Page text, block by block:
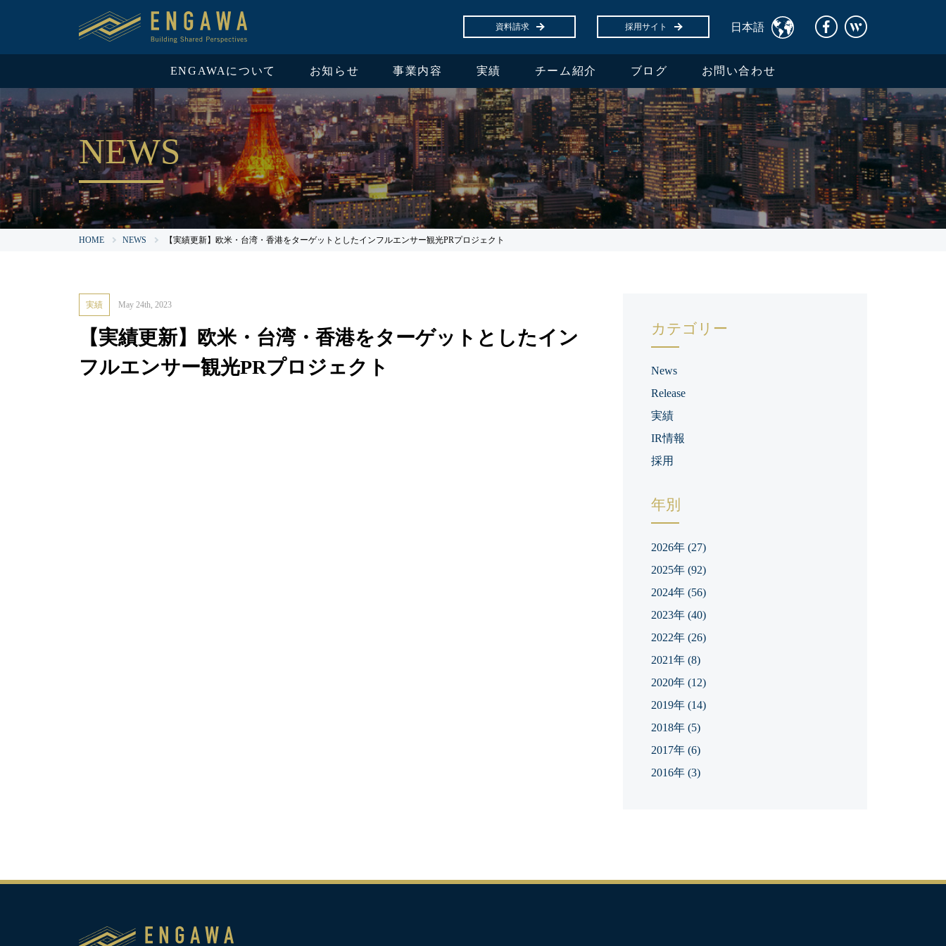
日本語
採用サイト
資料請求
ENGAWAについて お知らせ 事業内容 実績 チーム紹介 ブログ お問い合わせ
NEWS
HOME NEWS 【実績更新】欧米・台湾・香港をターゲットとしたインフルエンサー観光PRプロジェクト
実績 May 24th, 2023
【実績更新】欧米・台湾・香港をターゲットとしたイン
フルエンサー観光PRプロジェクト
カテゴリー
News
Release
実績
IR情報
採用
年別
2026年 (27)
2025年 (92)
2024年 (56)
2023年 (40)
2022年 (26)
2021年 (8)
2020年 (12)
2019年 (14)
2018年 (5)
2017年 (6)
2016年 (3)